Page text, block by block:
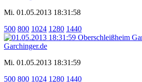
Mi. 01.05.2013 18:31:58
500 800 1024 1280 1440
Mi. 01.05.2013 18:31:59
500 800 1024 1280 1440